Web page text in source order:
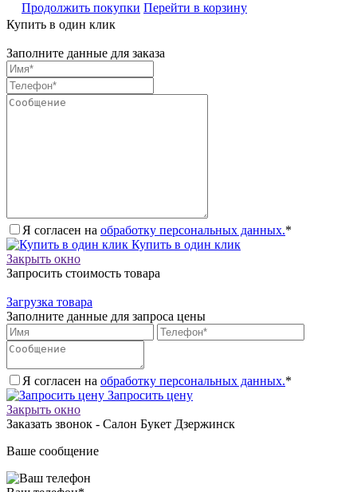
Продолжить покупки Перейти в корзину
Купить в один клик
Заполните данные для заказа
Я согласен на обработку персональных данных.*
Купить в один клик
Закрыть окно
Запросить стоимость товара
Загрузка товара
Заполните данные для запроса цены
Я согласен на обработку персональных данных.*
Запросить цену
Закрыть окно
Заказать звонок - Салон Букет Дзержинск
Ваше сообщение